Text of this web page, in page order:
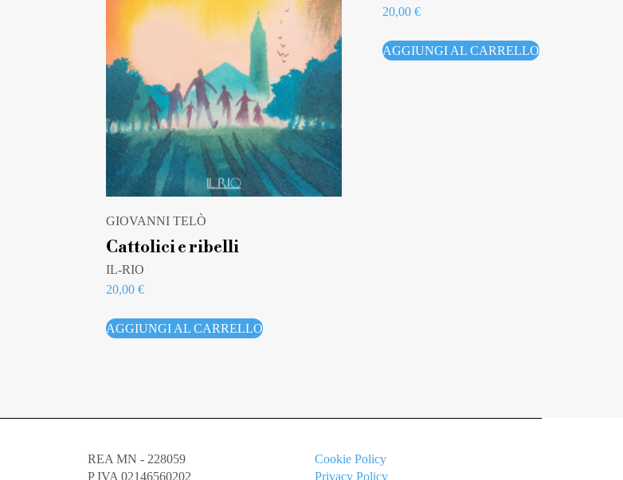
GIOVANNI TELÒ
Cattolici e ribelli
IL-RIO
20,00 €
AGGIUNGI AL CARRELLO
20,00€
AGGIUNGI AL CARRELLO
REA MN - 228059
P IVA 02146560202
Cookie Policy
Privacy Policy